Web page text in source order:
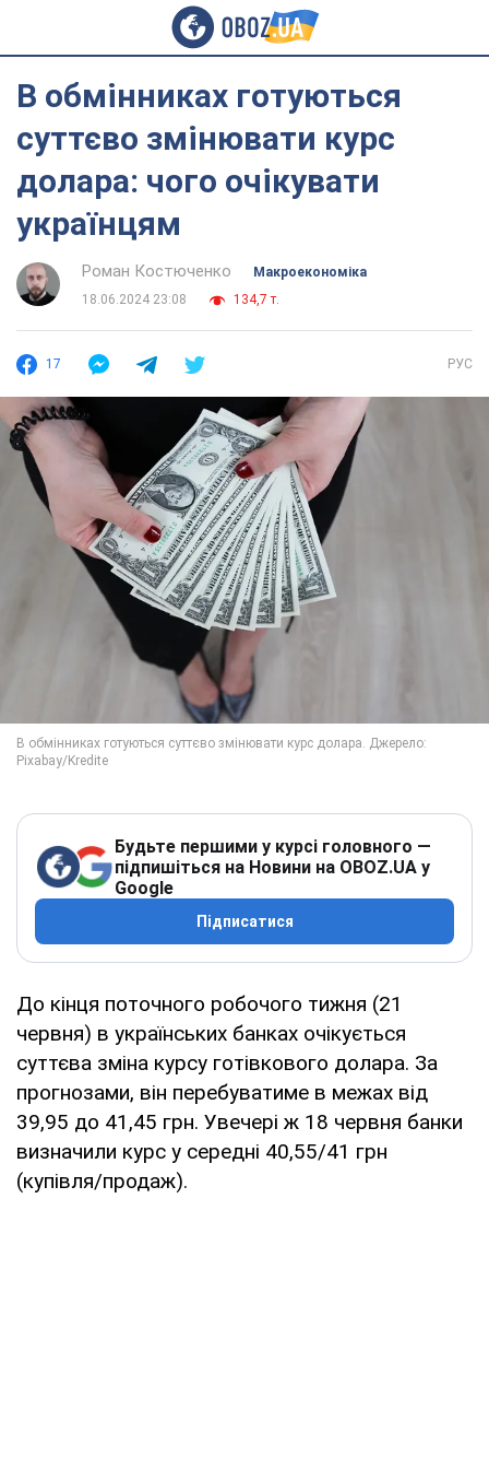
В обмінниках готуються
суттєво змінювати курс
долара: чого очікувати
українцям
Роман Костюченко
Mакроекономіка
18.06.2024 23:08
134,7 т.
17 РУС
Будьте першими у курсі головного —
підпишіться на Новини на OBOZ.UA у
Google
Підписатися
До кінця поточного робочого тижня (21
червня) в українських банках очікується
суттєва зміна курсу готівкового долара. За
прогнозами, він перебуватиме в межах від
39,95 до 41,45 грн. Увечері ж 18 червня банки
визначили курс у середні 40,55/41 грн
(купівля/продаж).